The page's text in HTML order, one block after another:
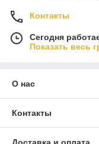
Контакты
Сегодня
Показать весь
О нас
Контакты